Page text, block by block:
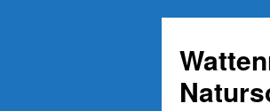
springen